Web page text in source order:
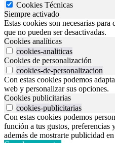
Cookies Técnicas
Siempre activado
Estas cookies son necesarias
que no pueden ser desactivadas.
Cookies analíticas
cookies-analiticas
Cookies de personalización
cookies-de-personalizacion
Con estas cookies podemos
web y personalizar sus opciones.
Cookies publicitarias
cookies-publicitarias
Con estas cookies podemos
función a tus gustos, preferencias
además de mostrarte publicidad